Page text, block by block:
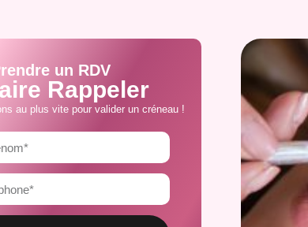
un RDV
Rappeler
au plus vite pour valider un créneau !